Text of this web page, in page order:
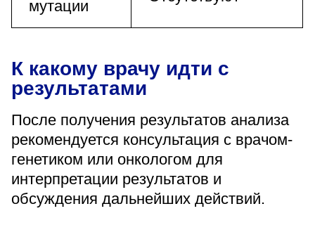
мутации
К какому врачу идти с
результатами
После получения результатов анализа
рекомендуется консультация с врачом-
генетиком или онкологом для
интерпретации результатов и
обсуждения дальнейших действий.